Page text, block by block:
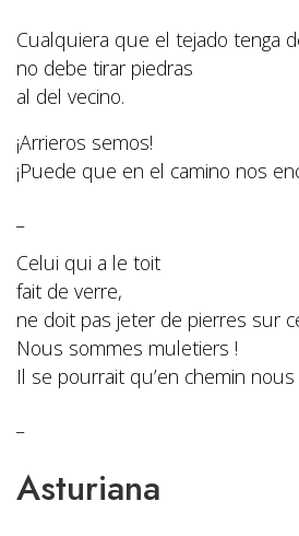
Cualquiera que el tejado tenga
no debe tirar piedras
al del vecino.
¡Arrieros semos!
¡Puede que en el camino nos
Celui qui a le toit
fait de verre,
ne doit pas jeter de pierres sur
Nous sommes muletiers !
Il se pourrait qu’en chemin
Asturiana